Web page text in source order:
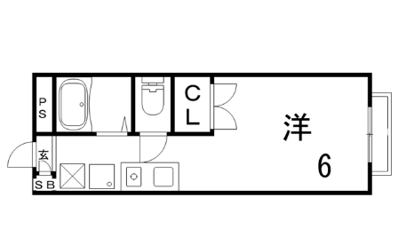
高級賃貸
リノベーション物件
ペット飼育可能